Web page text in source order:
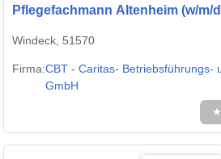
Pflegefachmann Altenheim (w/m/
Windeck, 51570
Firma:CBT - Caritas- Betriebsführungs-
GmbH
★